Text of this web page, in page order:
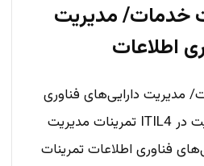
خدمات/ مدیریت
اطلاعات
مدیریت دارایی‌های فناوری
اطلاعات تمرینات مدیریت در ITIL4 تمرینات مدیریت
فناوری اطلاعات تمرینات